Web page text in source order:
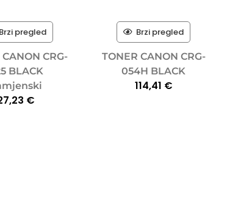
Brzi pregled
CRG-
BLACK
€
Brzi pregled
TONER CANON CRG-
054H BLACK
114,41 €